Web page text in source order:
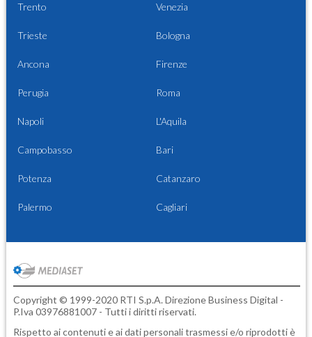
Trento Venezia
Trieste Bologna
Ancona Firenze
Perugia Roma
Napoli L'Aquila
Campobasso Bari
Potenza Catanzaro
Palermo Cagliari
Copyright © 1999-2020 RTI S.p.A. Direzione Business Digital -
P.Iva 03976881007 - Tutti i diritti riservati.
Rispetto ai contenuti e ai dati personali trasmessi e/o riprodotti è